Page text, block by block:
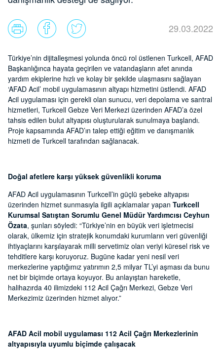
29.03.2022
Türkiye’nin dijitalleşmesi yolunda öncü rol üstlenen Turkcell, AFAD
Başkanlığınca hayata geçirilen ve vatandaşların afet anında
yardım ekiplerine hızlı ve kolay bir şekilde ulaşmasını sağlayan
‘AFAD Acil’ mobil uygulamasının altyapı hizmetini üstlendi. AFAD
Acil uygulaması için gerekli olan sunucu, veri depolama ve santral
hizmetleri, Turkcell Gebze Veri Merkezi üzerinden AFAD’a özel
tahsis edilen bulut altyapısı oluşturularak sunulmaya başlandı.
Proje kapsamında AFAD’ın talep ettiği eğitim ve danışmanlık
hizmeti de Turkcell tarafından sağlanacak.
Doğal afetlere karşı yüksek güvenlikli koruma
AFAD Acil uygulamasının Turkcell’in güçlü şebeke altyapısı
üzerinden hizmet sunmasıyla ilgili açıklamalar yapan Turkcell
Kurumsal Satıştan Sorumlu Genel Müdür Yardımcısı Ceyhun
Özata, şunları söyledi: “Türkiye’nin en büyük veri işletmecisi
olarak, ülkemiz için stratejik konumdaki kurumların veri güvenliği
ihtiyaçlarını karşılayarak milli servetimiz olan veriyi küresel risk ve
tehditlere karşı koruyoruz. Bugüne kadar yeni nesil veri
merkezlerine yaptığımız yatırımın 2,5 milyar TL’yi aşması da bunu
net bir biçimde ortaya koyuyor. Bu anlayıştan hareketle,
halihazırda 40 ilimizdeki 112 Acil Çağrı Merkezi, Gebze Veri
Merkezimiz üzerinden hizmet alıyor.”
AFAD Acil mobil uygulaması 112 Acil Çağrı Merkezlerinin
altyapısıyla uyumlu biçimde çalışacak